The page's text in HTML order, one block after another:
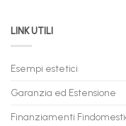
anche
a
in
con
LINK UTILI
Esempi estetici
Garanzia ed Estensione
Finanziamenti